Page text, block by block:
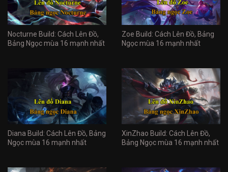
Nocturne Build: Cách Lên Đồ,
Bảng Ngọc mùa 16 mạnh nhất
Zoe Build: Cách Lên Đồ, Bảng
Ngọc mùa 16 mạnh nhất
Diana Build: Cách Lên Đồ, Bảng
Ngọc mùa 16 mạnh nhất
XinZhao Build: Cách Lên Đồ,
Bảng Ngọc mùa 16 mạnh nhất